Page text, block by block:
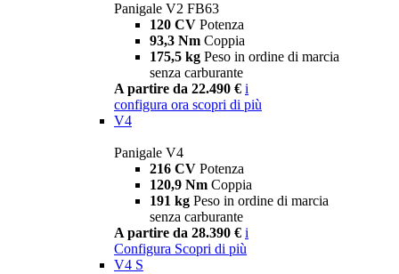
Panigale V2 FB63
120 CV Potenza
93,3 Nm Coppia
175,5 kg Peso in ordine di marcia
senza carburante
A partire da 22.490 € i
configura ora scopri di più
V4
Panigale V4
216 CV Potenza
120,9 Nm Coppia
191 kg Peso in ordine di marcia
senza carburante
A partire da 28.390 € i
Configura Scopri di più
V4 S